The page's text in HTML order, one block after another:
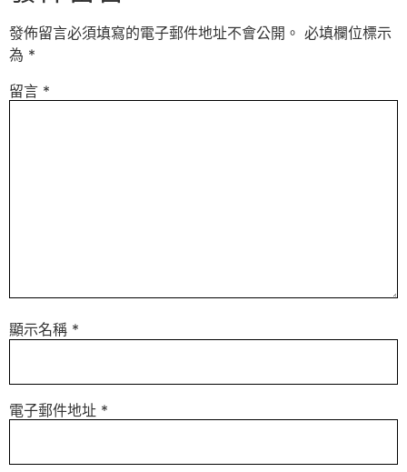
發佈留言必須填寫的電子郵件地址不會公開。 必填欄位標示
為 *
留言 *
顯示名稱 *
電子郵件地址 *